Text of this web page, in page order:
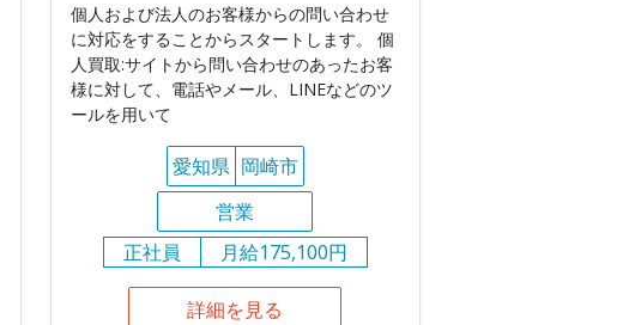
個人および法人のお客様からの問い合わせ
に対応をすることからスタートします。 個
人買取:サイトから問い合わせのあったお客
様に対して、電話やメール、LINEなどのツ
ールを用いて
愛知県 岡崎市
営業
正社員
月給175,100円
詳細を見る